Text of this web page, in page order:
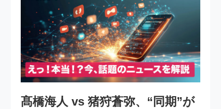
髙橋海人 vs 猪狩蒼弥、“同期”が